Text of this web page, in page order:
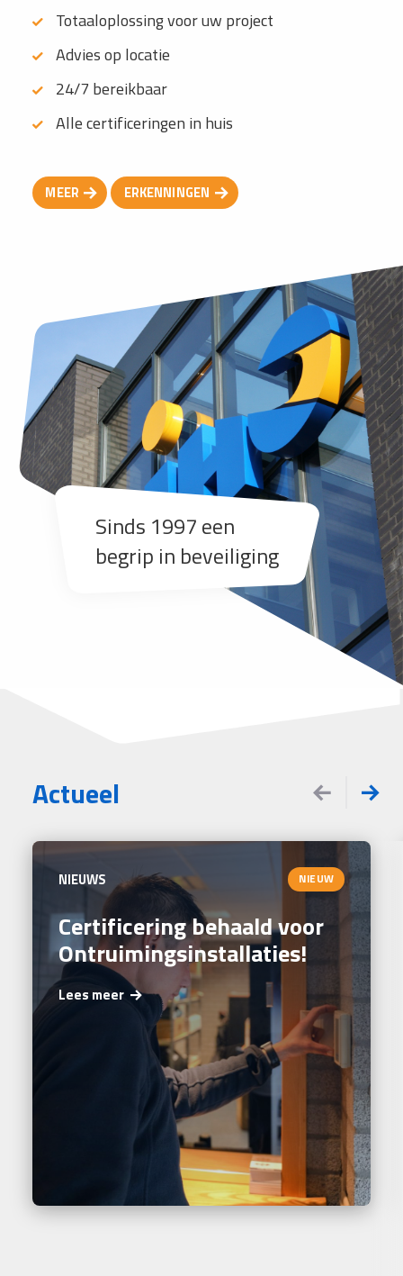
Totaaloplossing voor uw project
Advies op locatie
24/7 bereikbaar
Alle certificeringen in huis
MEER ERKENNINGEN
Sinds 1997 een
begrip in beveiliging
Actueel
NIEUWS NIEUW
Certificering behaald voor
Ontruimingsinstallaties!
Lees meer